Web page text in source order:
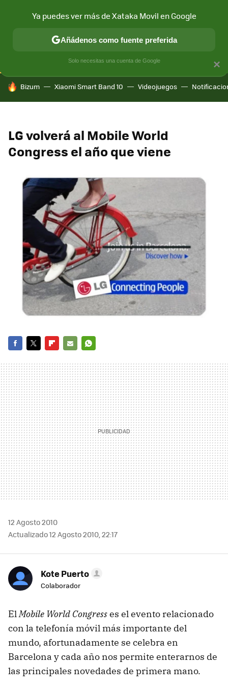
CONECTIVIDAD MÓVIL Y SOCIEDAD APLICACIONES
HOY SE HABLA DE
Bizum Xiaomi Smart Band 10 Videojuegos
LG volverá al Mobile World
Congress el año que viene
MAIL
12 Agosto 2010
Actualizado 12 Agosto 2010, 22:17
Kote Puerto
Colaborador
ElMobile World Congresses el evento relacionado
con la telefonía móvil más importante del
mundo, afortunadamente se celebra en
Barcelona y cada año nos permite enterarnos de
las principales novedades de primera mano.
×
Ya puedes ver más de Xataka Movil en Google
Añádenos como fuente preferida
Solo necesitas una cuenta de Google